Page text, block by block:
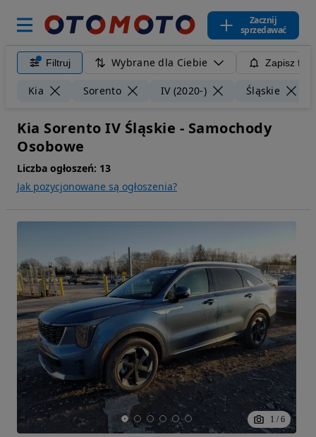
Zacznij
sprzedawać
Filtruj Wybrane dla Ciebie Zapisz
Kia Sorento IV (2020-) Śląskie
Kia Sorento IV Śląskie - Samochody
Osobowe
Liczba ogłoszeń: 13
Jak pozycjonowane są ogłoszenia?
1 / 6